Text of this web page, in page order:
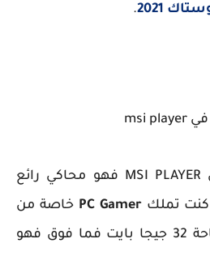
2021
.
أما فيما يخص محاكي MSI PLAYER فهو محاكي رائع
كنت تملكPC Gamer خاصة من
نوع شركة msi, وبمساحة 32 جيجا بايت فما فوق فهو